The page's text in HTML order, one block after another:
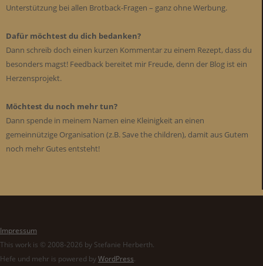
Unterstützung bei allen Brotback-Fragen – ganz ohne Werbung.
Dafür möchtest du dich bedanken?
Dann schreib doch einen kurzen Kommentar zu einem Rezept, dass du
besonders magst! Feedback bereitet mir Freude, denn der Blog ist ein
Herzensprojekt.
Möchtest du noch mehr tun?
Dann spende in meinem Namen eine Kleinigkeit an einen
gemeinnützige Organisation (z.B. Save the children), damit aus Gutem
noch mehr Gutes entsteht!
Impressum
This work is © 2008-2026 by Stefanie Herberth.
Hefe und mehr is powered byWordPress.